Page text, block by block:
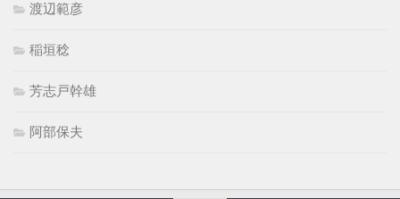
渡辺範彦
稲垣稔
芳志戸幹雄
阿部保夫